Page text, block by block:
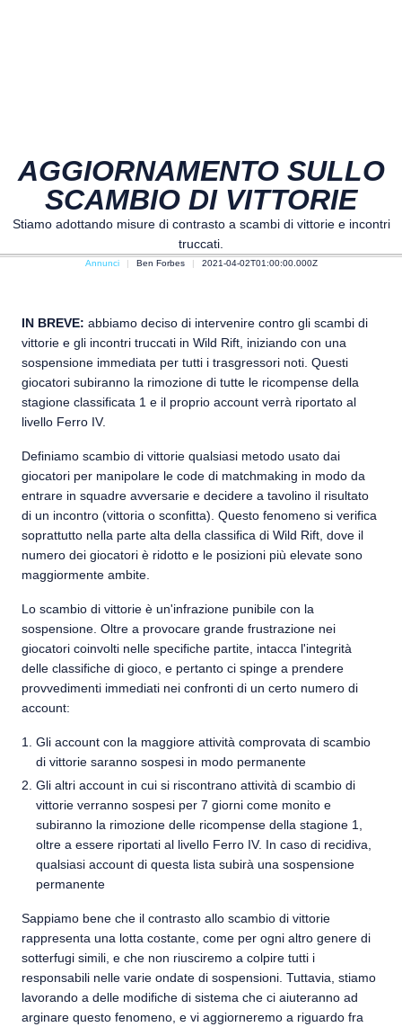
AGGIORNAMENTO SULLO
SCAMBIO DI VITTORIE
Stiamo adottando misure di contrasto a scambi di vittorie e incontri
truccati.
Annunci Ben Forbes 2021-04-02T01:00:00.000Z
IN BREVE: abbiamo deciso di intervenire contro gli scambi di
vittorie e gli incontri truccati in Wild Rift, iniziando con una
sospensione immediata per tutti i trasgressori noti. Questi
giocatori subiranno la rimozione di tutte le ricompense della
stagione classificata 1 e il proprio account verrà riportato al
livello Ferro IV.
Definiamo scambio di vittorie qualsiasi metodo usato dai
giocatori per manipolare le code di matchmaking in modo da
entrare in squadre avversarie e decidere a tavolino il risultato
di un incontro (vittoria o sconfitta). Questo fenomeno si verifica
soprattutto nella parte alta della classifica di Wild Rift, dove il
numero dei giocatori è ridotto e le posizioni più elevate sono
maggiormente ambite.
Lo scambio di vittorie è un'infrazione punibile con la
sospensione. Oltre a provocare grande frustrazione nei
giocatori coinvolti nelle specifiche partite, intacca l'integrità
delle classifiche di gioco, e pertanto ci spinge a prendere
provvedimenti immediati nei confronti di un certo numero di
account:
Gli account con la maggiore attività comprovata di scambio
di vittorie saranno sospesi in modo permanente
Gli altri account in cui si riscontrano attività di scambio di
vittorie verranno sospesi per 7 giorni come monito e
subiranno la rimozione delle ricompense della stagione 1,
oltre a essere riportati al livello Ferro IV. In caso di recidiva,
qualsiasi account di questa lista subirà una sospensione
permanente
Sappiamo bene che il contrasto allo scambio di vittorie
rappresenta una lotta costante, come per ogni altro genere di
sotterfugi simili, e che non riusciremo a colpire tutti i
responsabili nelle varie ondate di sospensioni. Tuttavia, stiamo
lavorando a delle modifiche di sistema che ci aiuteranno ad
arginare questo fenomeno, e vi aggiorneremo a riguardo fra